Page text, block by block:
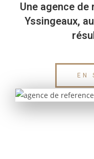
Une agence
Yssingeaux,
EN